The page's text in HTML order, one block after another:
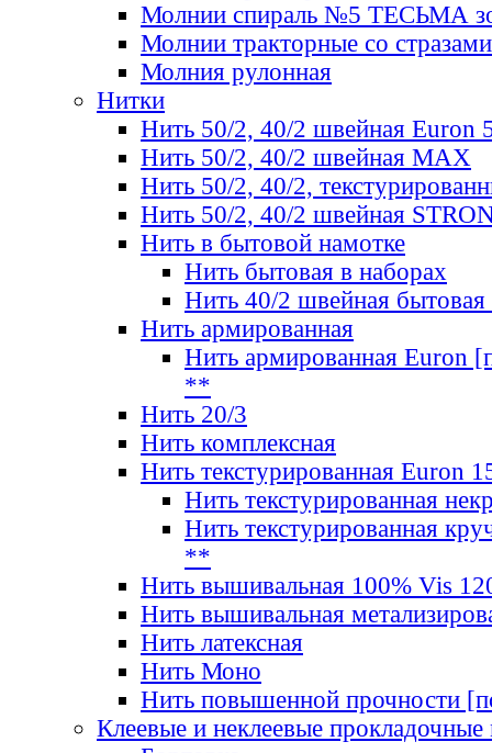
Молнии спираль №5 ТЕСЬМА
Молнии тракторные со стразами
Молния рулонная
Нитки
Нить 50/2, 40/2 швейная Euron
Нить 50/2, 40/2 швейная МАХ
Нить 50/2, 40/2,
Нить 50/2, 40/2 швейная
Нить в бытовой намотке
Нить бытовая в наборах
Нить 40/2 швейная бытовая
Нить армированная
Нить армированная Euron
**
Нить 20/3
Нить комплексная
Нить текстурированная Euron
Нить текстурированная
Нить текстурированная
**
Нить вышивальная 100% Vis
Нить вышивальная
Нить латексная
Нить Моно
Нить повышенной прочности
Клеевые и неклеевые прокладочные